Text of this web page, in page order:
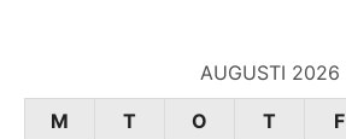
AUGUSTI 2026
M
T O T F